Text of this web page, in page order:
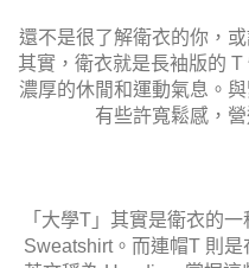
還不是很了解衛衣的你，
其實，衛衣就是長袖版的
濃厚的休閒和運動氣息。
有些許寬鬆感，
「大學T」其實是衛衣的
Sweatshirt。而連帽T 則是